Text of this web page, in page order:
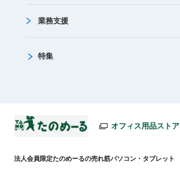
業務支援
特集
オフィス用品ストア
法人会員限定たのめーるの売れ筋パソコン・タブレット